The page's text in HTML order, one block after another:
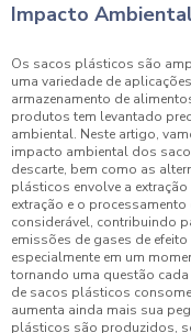
Impacto
Os sacos plásticos são
uma variedade de
armazenamento de
produtos tem levantado
ambiental. Neste artigo,
impacto ambiental dos
descarte, bem como as
plásticos envolve a
extração e o
considerável, contribuindo
emissões de gases de
especialmente em um
tornando uma questão
de sacos plásticos
aumenta ainda mais sua
plásticos são produzidos,